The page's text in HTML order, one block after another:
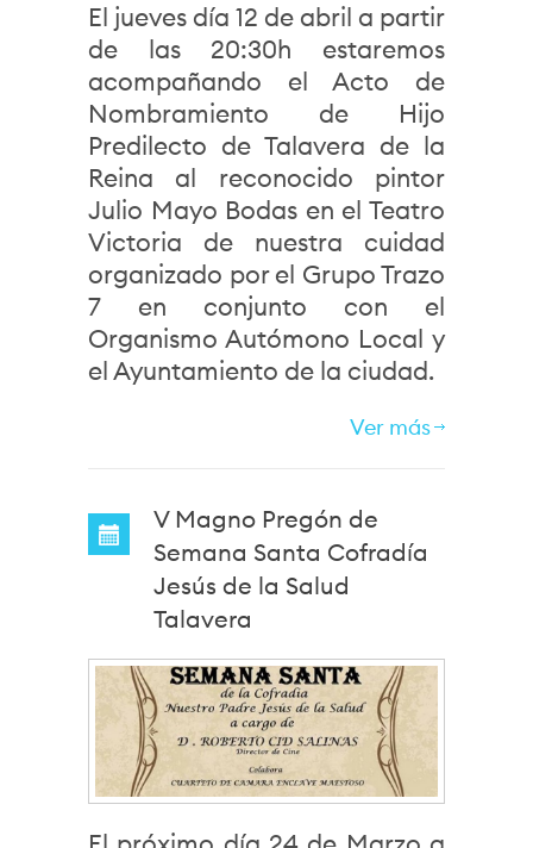
El jueves día 12 de abril a partir
de las 20:30h estaremos
acompañando el Acto de
Nombramiento de Hijo
Predilecto de Talavera de la
Reina al reconocido pintor
Julio Mayo Bodas en el Teatro
Victoria de nuestra cuidad
organizado por el Grupo Trazo
7 en conjunto con el
Organismo Autómono Local y
el Ayuntamiento de la ciudad.
Ver más
V Magno Pregón de
Semana Santa Cofradía
Jesús de la Salud
Talavera